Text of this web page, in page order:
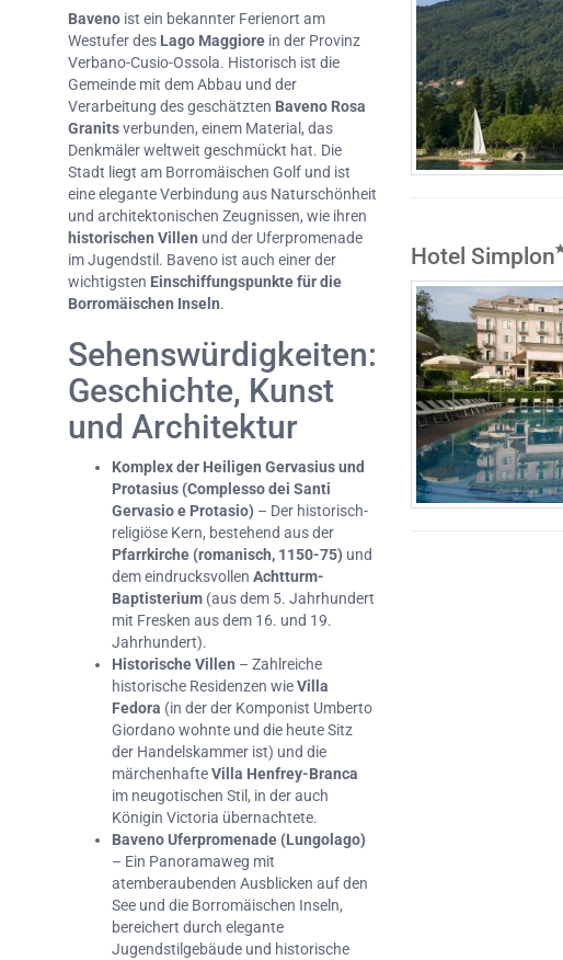
Baveno ist ein bekannter Ferienort am
Westufer des Lago Maggiore in der Provinz
Verbano-Cusio-Ossola. Historisch ist die
Gemeinde mit dem Abbau und der
Verarbeitung des geschätzten Baveno Rosa
Granitsverbunden, einem Material, das
Denkmäler weltweit geschmückt hat. Die
Stadt liegt am Borromäischen Golf und ist
eine elegante Verbindung aus Naturschönheit
und architektonischen Zeugnissen, wie ihren
historischen Villen und der Uferpromenade
im Jugendstil. Baveno ist auch einer der
wichtigsten Einschiffungspunkte für die
Borromäischen Inseln.
Sehenswürdigkeiten:
Geschichte, Kunst
und Architektur
Komplex der Heiligen Gervasius und
Protasius (Complesso dei Santi
Gervasio e Protasio) – Der historisch-
religiöse Kern, bestehend aus der
Pfarrkirche (romanisch, 1150-75) und
dem eindrucksvollen Achtturm-
Baptisterium (aus dem 5. Jahrhundert
mit Fresken aus dem 16. und 19.
Jahrhundert).
Historische Villen – Zahlreiche
historische Residenzen wieVilla
Fedora (in der der Komponist Umberto
Giordano wohnte und die heute Sitz
der Handelskammer ist) und die
märchenhafteVilla Henfrey-Branca
im neugotischen Stil, in der auch
Königin Victoria übernachtete.
Baveno Uferpromenade (Lungolago)
– Ein Panoramaweg mit
atemberaubenden Ausblicken auf den
See und die Borromäischen Inseln,
bereichert durch elegante
Jugendstilgebäude und historische
Hotel Simplon